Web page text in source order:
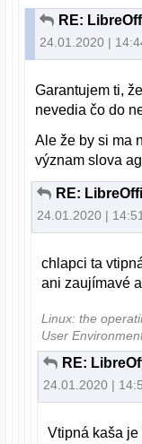
24.01.2020 |
Garantujem ti,
nevedia čo do
Ale že by si ma
význam slova
24.01.2020 | 14:51
chlapci ta
ani zaujímavé
Linux: the
User
24.01.2020 |
Vtipná kaša je